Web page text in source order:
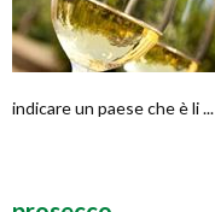
indicare un paese che è li ...